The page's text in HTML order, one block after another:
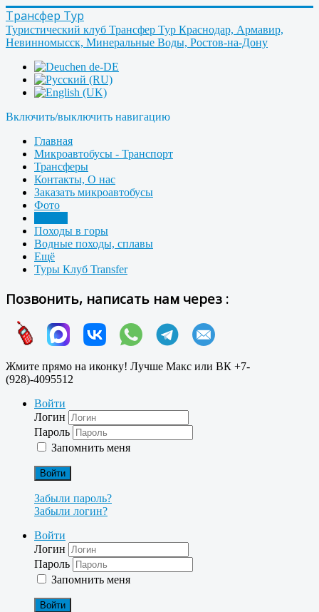
Трансфер Тур
Туристический клуб Трансфер Тур Краснодар, Армавир,
Невинномысск, Минеральные Воды, Ростов-на-Дону
Включить/выключить навигацию
Главная
Микроавтобусы - Транспорт
Трансферы
Контакты, О нас
Заказать микроавтобусы
Фото
Походы в горы
Водные походы, сплавы
Ещё
Туры Клуб Transfer
Позвонить, написать нам через :
Жмите прямо на иконку! Лучше Макс или ВК +7-
(928)-4095512
Войти
Логин
Пароль
Запомнить меня
Войти
Забыли пароль?
Забыли логин?
Войти
Логин
Пароль
Запомнить меня
Войти